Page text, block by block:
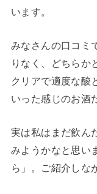
います。
みなさんの口コミ
りなく、どちらか
クリアで適度な酸
いった感じのお酒
実は私はまだ飲ん
みようかなと思い
ら」。ご紹介しな